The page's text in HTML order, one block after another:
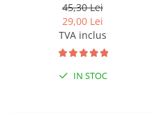
45,30 Lei
29,00 Lei
TVA inclus
IN STOC